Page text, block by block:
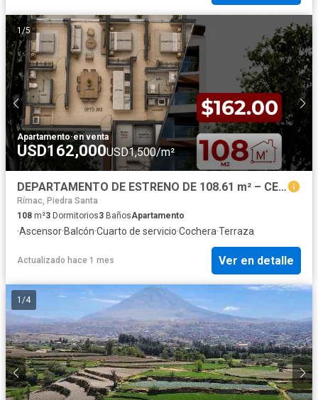
1/5
Apartamento·en venta
USD162,000USD1,500/m²
DEPARTAMENTO DE ESTRENO DE 108.61 m² – CERCA DE MAKRO, PROMART Y MALL PLAZA
Rímac, Piedra Santa
108 m²3 Dormitorios3 BañosApartamento
·Ascensor·Balcón·Cuarto de servicio·Cochera·Terraza
Actualizado hace 1 mes Ver en detalle
1 /4